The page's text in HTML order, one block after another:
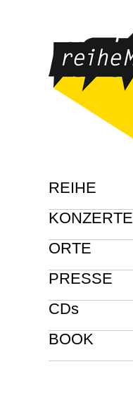
REIHE
KONZERTE
ORTE
PRESSE
CDs
BOOK